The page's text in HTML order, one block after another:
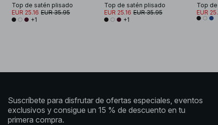
Top de satén plisado
EUR 25.16 EUR 35.95
+1
Top de satén plisado
EUR 25.16 EUR 35.95
+1
Top
EUR
Suscríbete para disfrutar de ofertas especiales, eventos
exclusivos y consigue un 15 % de descuento en tu
primera compra.